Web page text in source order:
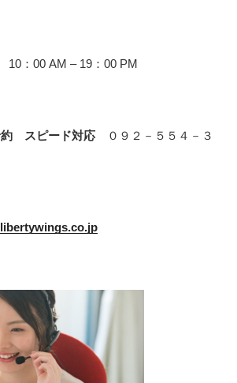
10：00 AM – 19：00 PM
約 スピード対応
０９２－５５４－３